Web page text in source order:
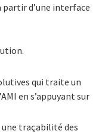
partir d’une interface
qui traite un
en s’appuyant sur
traçabilité des